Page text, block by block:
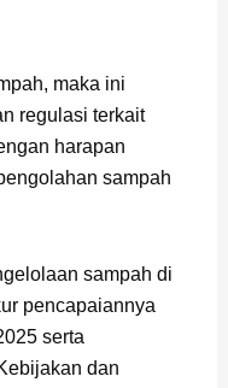
maka ini
regulasi terkait
harapan
sampah
sampah di
pencapaiannya
serta
dan